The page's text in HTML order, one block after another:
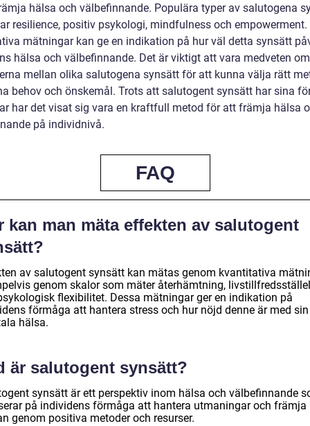
hälsa och välbefinnande. Populära typer av salutogena
resilience, positiv psykologi, mindfulness och empowerment.
mätningar kan ge en indikation på hur väl detta synsätt
hälsa och välbefinnande. Det är viktigt att vara medveten om
mellan olika salutogena synsätt för att kunna välja rätt
behov och önskemål. Trots att salutogent synsätt har sina
har det visat sig vara en kraftfull metod för att främja hälsa
på individnivå.
FAQ
kan man mäta effekten av salutogent
av salutogent synsätt kan mätas genom kvantitativa
genom skalor som mäter återhämtning,
flexibilitet. Dessa mätningar ger en indikation på
förmåga att hantera stress och hur nöjd denne är med sin
hälsa.
är salutogent synsätt?
synsätt är ett perspektiv inom hälsa och välbefinnande
på individens förmåga att hantera utmaningar och främja
genom positiva metoder och resurser.